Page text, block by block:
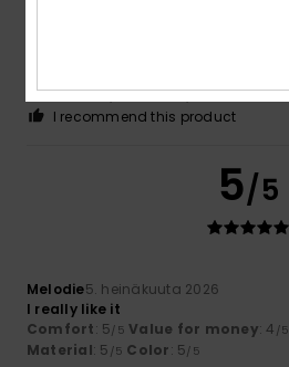
Material: 5 Color: 5
I recommend this product
5/5
Melodie5. heinäkuuta 2026
I really like it
Comfort: 5/5 Value for money: 4 /5
Material: 5 /5 Color: 5/5